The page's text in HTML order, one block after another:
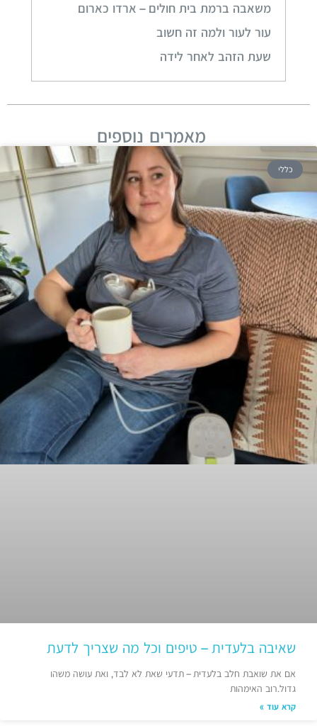
משאבה ברמת בית חולים – ארדו כארום
עור לעור ולמה זה חשוב
שעת הזהב לאחר לידה
מאמרים נוספים
כללי
שאיבה בלעדית – טיפים וכל מה שצריך לדעת
אם את שואבת חלב בלעדית – תדעי שאת לא לבד, ואת עושה משהו
גדול.רוב האימהות
קרא עוד »